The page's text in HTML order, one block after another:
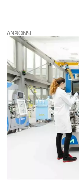
ANZEIGE